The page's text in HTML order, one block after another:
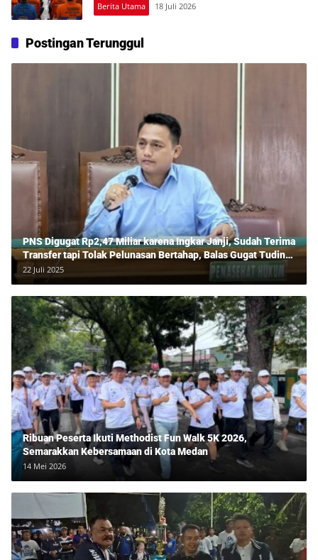
Berita Utama 18 Juli 2026
Postingan Terunggul
PNS Digugat Rp2,47 Miliar karena Ingkar Janji, Sudah Terima
Transfer tapi Tolak Pelunasan Bertahap, Balas Gugat Tuding
Lawan Tipu Rp850 Juta
22 Juli 2025
Ribuan Peserta Ikuti Methodist Fun Walk 5K 2026,
Semarakkan Kebersamaan di Kota Medan
14 Mei 2026